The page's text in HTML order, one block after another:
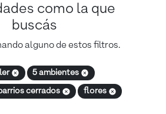
como la que
buscás
alguno de estos filtros.
5 ambientes
cerrados flores